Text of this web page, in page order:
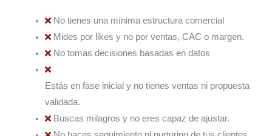
No tienes una mínima estructura comercial
Mides por likes y no por ventas, CAC o margen.
No tomas decisiones basadas en datos
Estás en fase inicial y no tienes ventas ni propuesta
validada.
Buscas milagros y no eres capaz de ajustar.